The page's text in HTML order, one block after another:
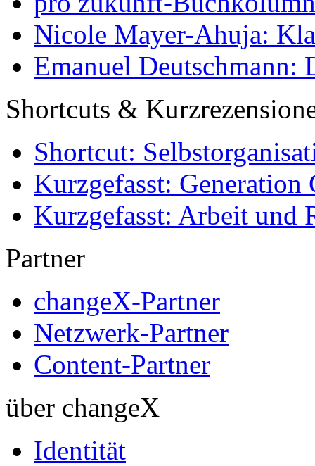
Nicole Mayer-Ahuja:
Emanuel Deutschmann:
Shortcuts &
Shortcut:
Kurzgefasst: Generation
Kurzgefasst: Arbeit und
Partner
changeX-Partner
Netzwerk-Partner
Content-Partner
über changeX
Identität